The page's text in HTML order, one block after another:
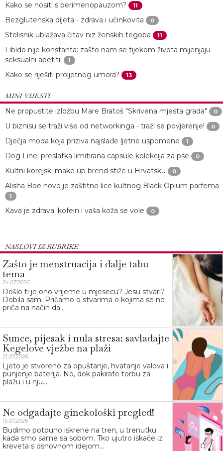
Kako se nositi s perimenopauzom? 11
Bezglutenska dijeta - zdrava i učinkovita 0
Stolisnik ublažava čitav niz ženskih tegoba 11
Libido nije konstanta: zašto nam se tijekom života mijenjaju
seksualni apetiti!
1
Kako se riješiti proljetnog umora? 13
MINI VIJESTI
Ne propustite izložbu Mare Bratoš "Skrivena mjesta grada"
0
U biznisu se traži više od networkinga - traži se povjerenje! 0
Dječja moda koja priziva najslađe ljetne uspomene 1
Dog Line: preslatka limitirana capsule kolekcija za pse 0
Kultni korejski make up brend stiže u Hrvatsku 0
Alisha Boe novo je zaštitno lice kultnog Black Opium parfema
1
Kava je zdrava: kofein i vaša koža se vole 0
NASLOVI IZ RUBRIKE
Zašto je menstruacija i dalje tabu
tema
24.07.2026.
Došlo ti je ono vrijeme u mjesecu? Jesu stvari?
Dobila sam. Pričamo o stvarima o kojima se ne
priča na način da...
Sunce, pijesak i nula stresa: savladajte
Kegelove vježbe na plaži
21.07.2026.
Ljeto je stvoreno za opuštanje, hvatanje valova i
punjenje baterija. No, dok pakirate torbu za
plažu i u nju...
Ne odgađajte ginekološki pregled!
15.07.2026.
Budimo potpuno iskrene na tren, u trenutku
kada smo same sa sobom. Tko ujutro iskače iz
kreveta s osnovnom idejom...